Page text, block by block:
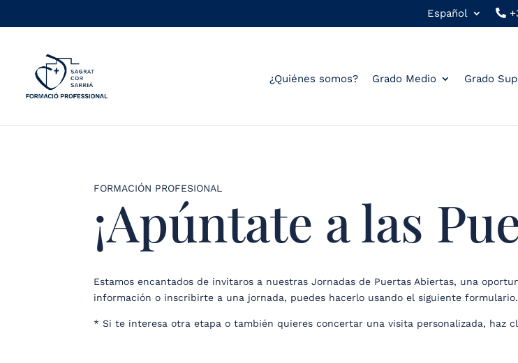
Español
¿Quiénes somos? Grado Medio Grado
FORMACIÓN PROFESIONAL
¡Apúntate a las
Estamos encantados de invitaros a nuestras Jornadas de Puertas Abiertas, una
información o inscribirte a una jornada, puedes hacerlo usando el siguiente formulario.
* Si te interesa otra etapa o también quieres concertar una visita personalizada, haz